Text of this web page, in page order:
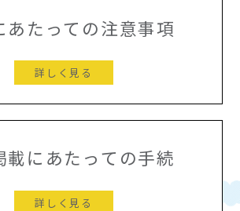
あたっての注意事項
詳しく見る
載にあたっての手続
詳しく見る